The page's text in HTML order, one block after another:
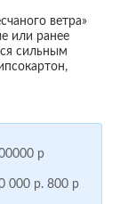
ветра»
или ранее
сильным
р
000 р. 800 р